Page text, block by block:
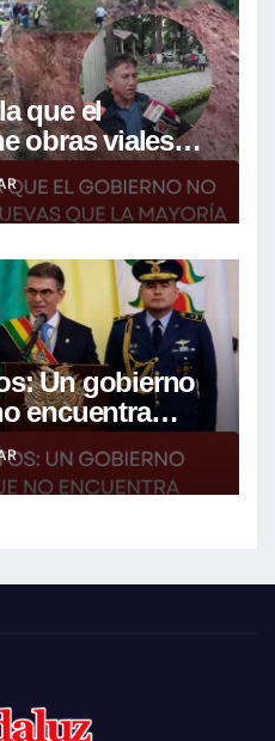
que el
obras viales
son de la
Un gobierno
encuentra